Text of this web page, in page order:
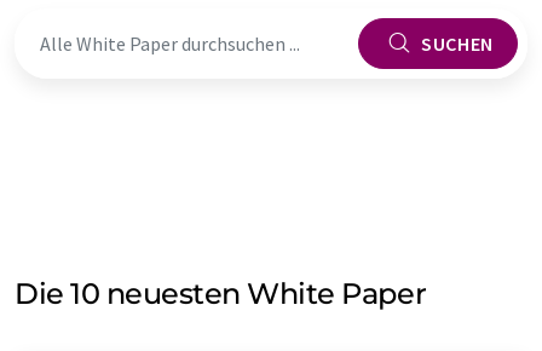
SUCHEN
Die 10 neuesten White Paper